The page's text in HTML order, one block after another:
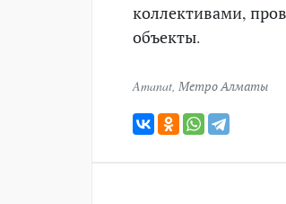
коллективами,
объекты.
Amanat Метро Алматы